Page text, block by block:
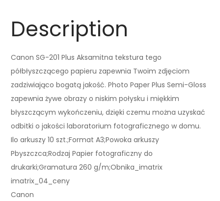
Description
Canon SG-201 Plus Aksamitna tekstura tego
półbłyszczącego papieru zapewnia Twoim zdjęciom
zadziwiająco bogatą jakość. Photo Paper Plus Semi-Gloss
zapewnia żywe obrazy o niskim połysku i miękkim
błyszczącym wykończeniu, dzięki czemu można uzyskać
odbitki o jakości laboratorium fotograficznego w domu.
Ilo arkuszy 10 szt.;Format A3;Powoka arkuszy
Pbyszczca;Rodzaj Papier fotograficzny do
drukarki;Gramatura 260 g/m;Obnika_imatrix
imatrix_04_ceny
Canon